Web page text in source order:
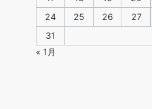
24
25 26 27
31
« 1月